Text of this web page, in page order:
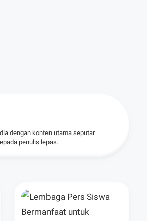
dengan konten utama seputar
penulis lepas.